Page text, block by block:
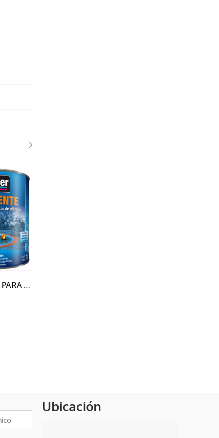
DILUYENTE PARA PINTURAS - PILETA DE PLÁSTICO
Ubicación